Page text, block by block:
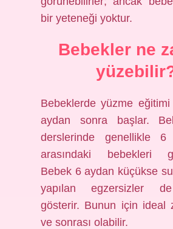
bir yeteneği yoktur.
Bebekler ne
Bebeklerde yüzme
aydan sonra başlar.
derslerinde genellikle
arasındaki bebekleri
Bebek 6 aydan küçükse su
yapılan egzersizler
gösterir. Bunun için ideal
ve sonrası olabilir.